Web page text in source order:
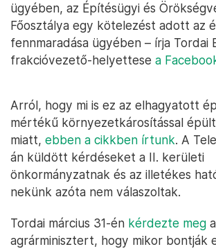
ügyében, az Építésügyi és
Főosztálya egy kötelezést adott az
fennmaradása ügyében – írja Tordai
frakcióvezető-helyettese a
Arról, hogy mi is ez az elhagyatott
mértékű környezetkárosítással
miatt, ebben a cikkben írtunk. A
án küldött kérdéseket a II. kerületi
önkormányzatnak és az illetékes
nekünk azóta nem válaszoltak.
Tordai március 31-én kérdezte meg
agrárminisztert, hogy mikor bontják